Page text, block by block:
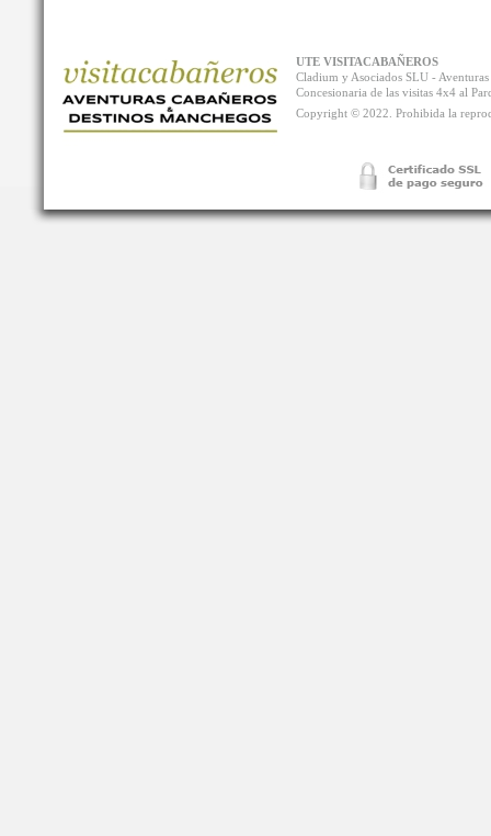
UTE VISITACABAÑEROS
Cladium y Asociados SLU -
Concesionaria de las visitas 4x4 al
Copyright © 2022. Prohibida la